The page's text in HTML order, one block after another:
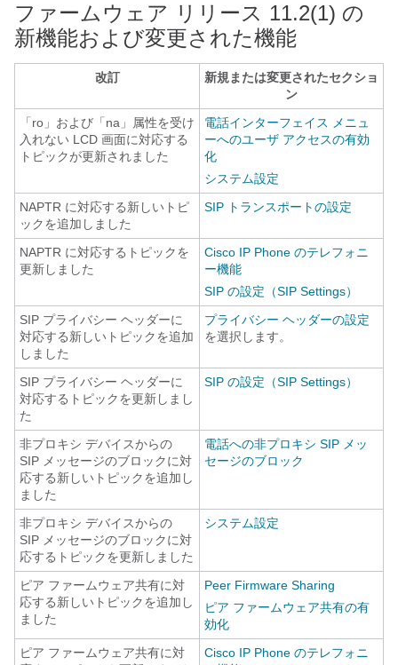
ファームウェア リリース 11.2(1) の
新機能および変更された機能
改訂
新規または変更されたセクショ
ン
「ro」および「na」属性を受け
入れない LCD 画面に対応する
トピックが更新されました
電話インターフェイス メニュ
ーへのユーザ アクセスの有効
化
システム設定
NAPTR に対応する新しいトピ
ックを追加しました
SIP トランスポートの設定
NAPTR に対応するトピックを
更新しました
Cisco IP Phone のテレフォニ
ー機能
SIP の設定（SIP Settings）
SIP プライバシー ヘッダーに
対応する新しいトピックを追加
しました
プライバシー ヘッダーの設定
を選択します。
SIP プライバシー ヘッダーに
対応するトピックを更新しまし
た
SIP の設定（SIP Settings）
非プロキシ デバイスからの
SIP メッセージのブロックに対
応する新しいトピックを追加し
ました
電話への非プロキシ SIP メッ
セージのブロック
非プロキシ デバイスからの
SIP メッセージのブロックに対
応するトピックを更新しました
システム設定
ピア ファームウェア共有に対
応する新しいトピックを追加し
ました
Peer Firmware Sharing
ピア ファームウェア共有の有
効化
ピア ファームウェア共有に対
Cisco IP Phone のテレフォニ